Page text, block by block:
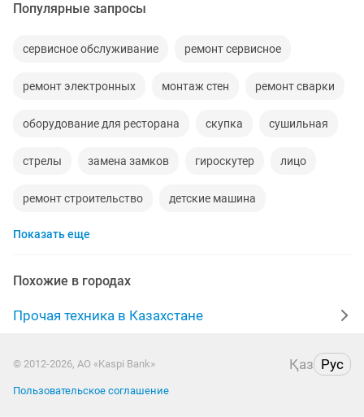
Популярные запросы
сервисное обслуживание ремонт сервисное
ремонт электронных монтаж стен ремонт сварки
оборудование для ресторана скупка сушильная
стрелы замена замков гироскутер лицо
ремонт строительство детские машина
регистратор
работа алма специалист по кадрам
машин
Показать еще
Похожие в городах
Прочая техника в Казахстане
© 2012-2026, АО «Kaspi Bank» Қаз Рус
Пользовательское соглашение